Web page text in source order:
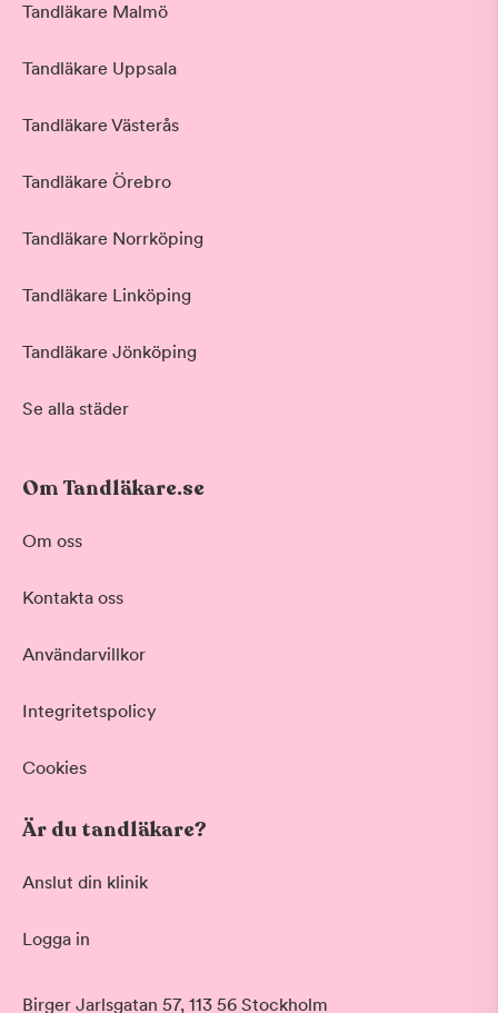
Tandläkare Malmö
Tandläkare Uppsala
Tandläkare Västerås
Tandläkare Örebro
Tandläkare Norrköping
Tandläkare Linköping
Tandläkare Jönköping
Se alla städer
Om Tandläkare.se
Om oss
Kontakta oss
Användarvillkor
Integritetspolicy
Cookies
Är du tandläkare?
Anslut din klinik
Logga in
Birger Jarlsgatan 57, 113 56 Stockholm